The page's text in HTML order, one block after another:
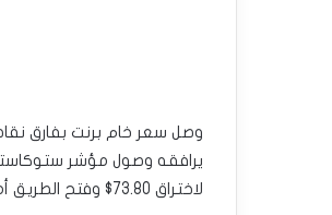
يرافقه وصول مؤشر
لاختراق 73.80$ وفتح الطريق أمام التوجه نحو 75.24$ كمحطة تصحيحية تالية.